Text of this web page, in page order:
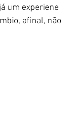
um experiene
afinal, não